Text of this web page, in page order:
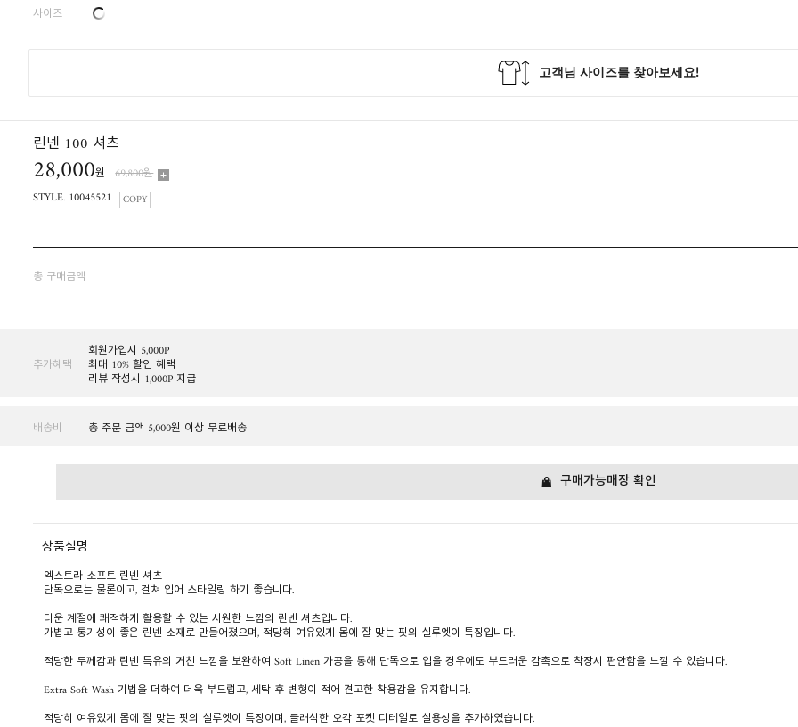
사이즈
린넨 100 셔츠
28,000원 69,800원
STYLE. 10045521
COPY
총 구매금액
추가혜택
회원가입시 5,000P
최대 10% 할인 혜택
리뷰 작성시 1,000P 지급
배송비 총 주문 금액 5,000원 이상 무료배송
구매가능매장 확인
상품설명
엑스트라 소프트 린넨 셔츠
단독으로는 물론이고, 걸쳐 입어 스타일링 하기 좋습니다.
더운 계절에 쾌적하게 활용할 수 있는 시원한 느낌의 린넨 셔츠입니다.
가볍고 통기성이 좋은 린넨 소재로 만들어졌으며, 적당히 여유있게 몸에 잘 맞는 핏의 실루엣이 특징입니다.
적당한 두께감과 린넨 특유의 거친 느낌을 보완하여 Soft Linen 가공을 통해 단독으로 입을 경우에도 부드러운 감촉으로 착장시 편안함을 느낄 수 있습니다.
Extra Soft Wash 기법을 더하여 더욱 부드럽고, 세탁 후 변형이 적어 견고한 착용감을 유지합니다.
적당히 여유있게 몸에 잘 맞는 핏의 실루엣이 특징이며, 클래식한 오각 포켓 디테일로 실용성을 추가하였습니다.